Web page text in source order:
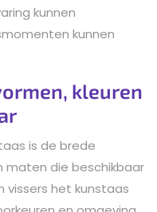
kunnen
kunnen
kleuren
is de brede
maten die beschikbaar
vissers het kunstaas